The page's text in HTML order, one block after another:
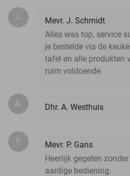
J.
Mevr. J. Schmidt
Alles was top, service
je bestelde via de
tafel en alle produkten
ruim voldoende.
A. Dhr. A. Westhuis
P.
Mevr. P. Gans
Heerlijk gegeten
aardige bediening.